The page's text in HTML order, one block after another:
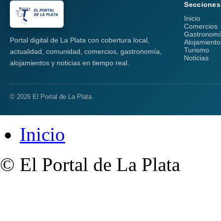
Portal digital de La Plata con cobertura local,
actualidad, comunidad, comercios, gastronomía,
alojamientos y noticias en tiempo real.
Secciones
Inicio
Comercios
Turismo
Noticias
© 2026 El Portal de La Plata
Inicio
© El Portal de La Plata